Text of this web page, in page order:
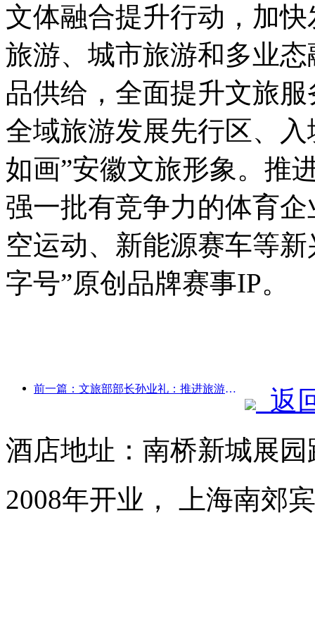
文体融合提升行动，加
旅游、城市旅游和多业
品供给，全面提升文旅
全域旅游发展先行区、
如画”安徽文旅形象。推
强一批有竞争力的体育
空运动、新能源赛车等
字号”原创品牌赛事IP。
前一篇：文旅部部长孙业礼：推进旅游强国建设，丰富高品质旅游产品供给
返
酒店地址：南桥新城展
2008年开业， 上海南